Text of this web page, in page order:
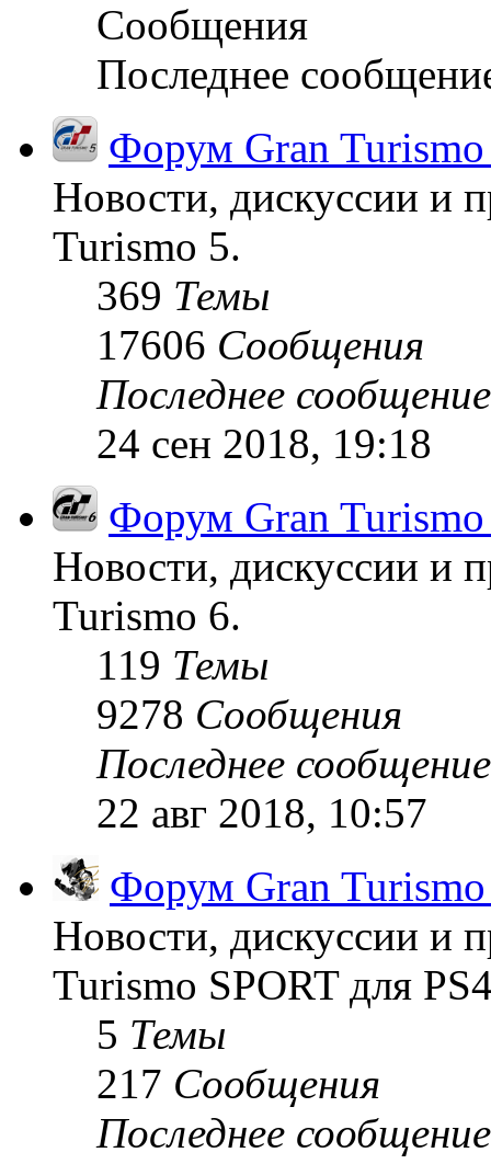
Сообщения
Последнее
Форум Gran
Новости, дискуссии и
Turismo 5.
369 Темы
17606 Сообщения
Последнее сообщение
24 сен 2018, 19:18
Форум Gran
Новости, дискуссии и
Turismo 6.
119 Темы
9278 Сообщения
Последнее сообщение
22 авг 2018, 10:57
Форум Gran Turismo
Новости, дискуссии и
Turismo SPORT для
5 Темы
217 Сообщения
Последнее сообщение